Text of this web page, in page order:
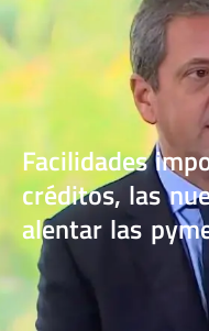
Facilidades
créditos, las
alentar las